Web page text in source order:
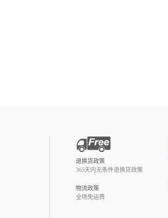
退换货政策
365天内无条件退换货政策
物流政策
全场免运费